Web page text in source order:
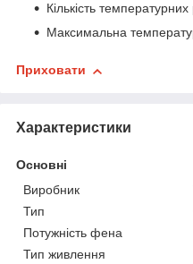
Кількість
Максимальна
Приховати
Характеристики
Основні
Виробник
Тип
Потужність фена
Тип живлення